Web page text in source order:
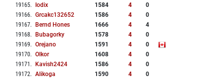
19165. Iodix 1584 4
0
19166. Grcakc132652 1586 4
0
19167. Bernd Hones 1666 4
4
19168. Bubagorky 1578 4
0
19169. Orejano 1591 4
0
19170. Olkor 1608 4
0
19171 . Kavish2424 1586 4
0
19172. Alikoga 1590 4
0